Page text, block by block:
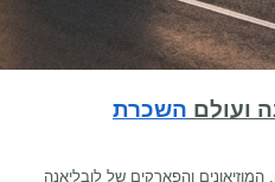
ועולם השכרת
המוזיאונים והפארקים של לובליאנה